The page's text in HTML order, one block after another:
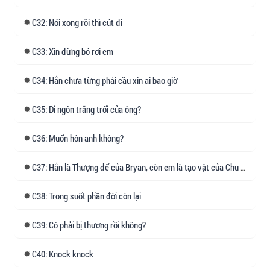
một câu trong "Đạo Đức Kinh" - "Thị cố bất dục
碌如玉，珞珞如石). Ngụ ý đừng trân quý dễ vỡ
như ngọc, mà hãy kiên cường bền bỉ tựa đá.
như GG dịch. Bản raw đã "lậm QT" sẵn, không
phải editor cố tình để vậy. Vì Bryan không nói
cháu sẽ bị nhiều dấu phẩy.
- 🐾 là các chương quá khứ,🍮là hiện tại
32: Nói xong rồi thì cút đi
33: Xin đừng bỏ rơi em
34: Hắn chưa từng phải cầu xin ai bao giờ
35: Di ngôn trăng trối của ông?
36: Muốn hôn anh không?
37: Hắn là Thượng đế của Bryan, còn em là tạo vật của Chu Lạc Thạch.
38: Trong suốt phần đời còn lại
39: Có phải bị thương rồi không?
40: Knock knock